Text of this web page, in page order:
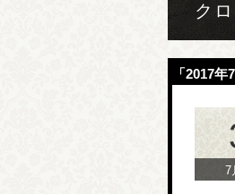
ク
「2017
7